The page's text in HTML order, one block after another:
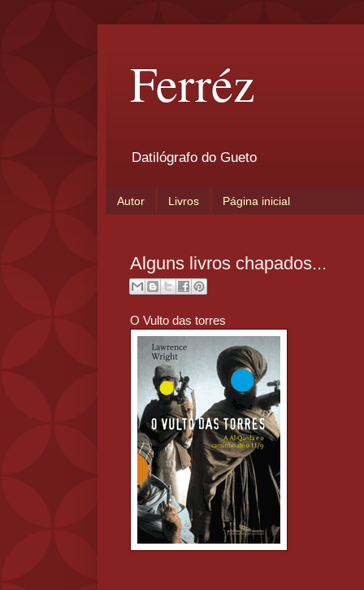
Ferréz
Datilógrafo do Gueto
Autor Livros Página inicial
Alguns livros chapados...
O Vulto das torres